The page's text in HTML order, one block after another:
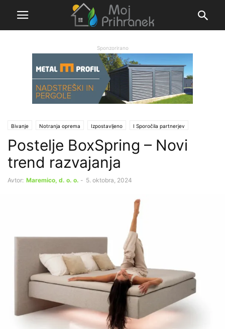
Sponzorirano
Bivanje Notranja oprema Izpostavljeno Ι Sporočila partnerjev
Postelje BoxSpring – Novi
trend razvajanja
Avtor: Maremico, d. o. o. - 5. oktobra, 2024